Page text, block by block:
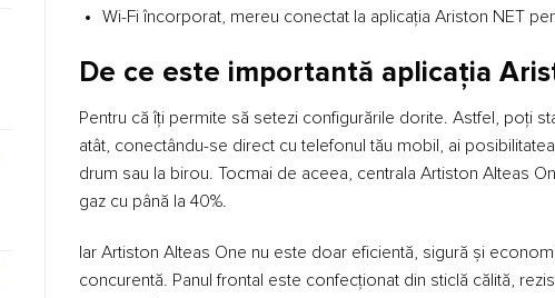
Wi-Fi încorporat, mereu conectat la aplicația Ariston NET
De ce este importantă aplicația
Pentru că îți permite să setezi configurările dorite. Astfel, poți
atât, conectându-se direct cu telefonul tău mobil, ai
drum sau la birou. Tocmai de aceea, centrala Artiston Alteas
gaz cu până la 40%.
Iar Artiston Alteas One nu este doar eficientă, sigură și
concurentă. Panul frontal este confecționat din sticlă călită,